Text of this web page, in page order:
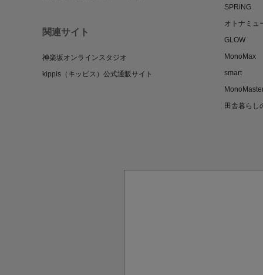
関連サイト
神楽坂オンラインスタジオ
kippis（キッピス）公式通販サイト
SPRiNG
オトナミュ
GLOW
MonoMax
smart
田舎暮らし